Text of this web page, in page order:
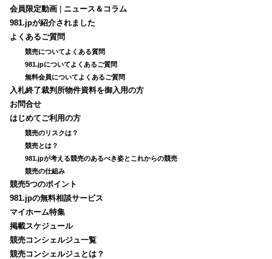
会員限定動画
ニュース＆コラム
981.jpが紹介されました
よくあるご質問
競売についてよくある質問
981.jpについてよくあるご質問
無料会員についてよくあるご質問
入札終了裁判所物件資料を御入用の方
お問合せ
はじめてご利用の方
競売のリスクは？
競売とは？
981.jpが考える競売のあるべき姿とこれからの競売
競売の仕組み
競売5つのポイント
981.jpの無料相談サービス
マイホーム特集
掲載スケジュール
競売コンシェルジュ一覧
競売コンシェルジュとは？